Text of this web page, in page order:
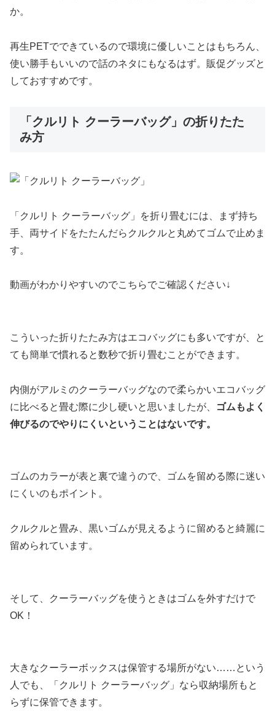
か。
再生PETでできているので環境に優しいことはもちろん、
使い勝手もいいので話のネタにもなるはず。販促グッズと
しておすすめです。
「クルリト クーラーバッグ」の折りたた
み方
「クルリト クーラーバッグ」を折り畳むには、まず持ち
手、両サイドをたたんだらクルクルと丸めてゴムで止めま
す。
動画がわかりやすいのでこちらでご確認ください↓
こういった折りたたみ方はエコバッグにも多いですが、と
ても簡単で慣れると数秒で折り畳むことができます。
内側がアルミのクーラーバッグなので柔らかいエコバッグ
に比べると畳む際に少し硬いと思いましたが、
ゴムもよく
伸びるのでやりにくいということはないです。
ゴムのカラーが表と裏で違うので、ゴムを留める際に迷い
にくいのもポイント。
クルクルと畳み、黒いゴムが見えるように留めると綺麗に
留められています。
そして、クーラーバッグを使うときはゴムを外すだけで
OK！
大きなクーラーボックスは保管する場所がない……という
人でも、「クルリト クーラーバッグ」なら収納場所もと
らずに保管できます。